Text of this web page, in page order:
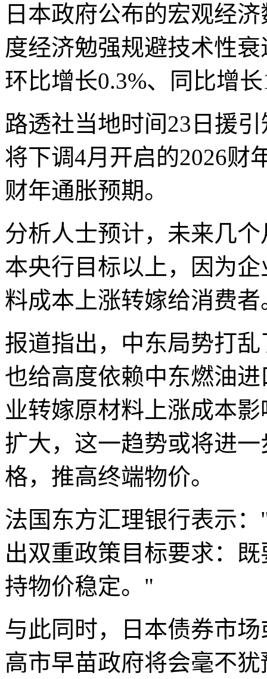
日本政府公布的宏观经
度经济勉强规避技术性
环比增长0.3%、同比增
路透社当地时间23日援
将下调4月开启的2026财
财年通胀预期。
分析人士预计，未来几
本央行目标以上，因为
料成本上涨转嫁给消费者
报道指出，中东局势打
也给高度依赖中东燃油
业转嫁原材料上涨成本
扩大，这一趋势或将进
格，推高终端物价。
法国东方汇理银行表示
出双重政策目标要求：
持物价稳定。"
与此同时，日本债券市
高市早苗政府将会毫不